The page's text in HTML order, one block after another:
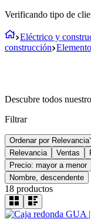
Verificando tipo de
Eléctrico y
construcción
Descubre todos
Filtrar
Ordenar por Relevancia
Relevancia
Ventas
Precio: mayor a menor
Nombre, descendente
18 productos